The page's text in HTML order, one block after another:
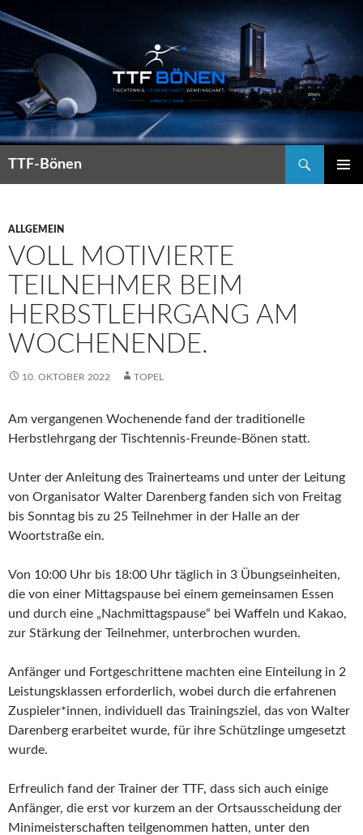
TTF-Bönen
ALLGEMEIN
VOLL MOTIVIERTE
TEILNEHMER BEIM
HERBSTLEHRGANG AM
WOCHENENDE.
10. OKTOBER 2022 TOPEL
Am vergangenen Wochenende fand der traditionelle
Herbstlehrgang der Tischtennis-Freunde-Bönen statt.
Unter der Anleitung des Trainerteams und unter der Leitung
von Organisator Walter Darenberg fanden sich von Freitag
bis Sonntag bis zu 25 Teilnehmer in der Halle an der
Woortstraße ein.
Von 10:00 Uhr bis 18:00 Uhr täglich in 3 Übungseinheiten,
die von einer Mittagspause bei einem gemeinsamen Essen
und durch eine „Nachmittagspause“ bei Waffeln und Kakao,
zur Stärkung der Teilnehmer, unterbrochen wurden.
Anfänger und Fortgeschrittene machten eine Einteilung in 2
Leistungsklassen erforderlich, wobei durch die erfahrenen
Zuspieler*innen, individuell das Trainingsziel, das von Walter
Darenberg erarbeitet wurde, für ihre Schützlinge umgesetzt
wurde.
Erfreulich fand der Trainer der TTF, dass sich auch einige
Anfänger, die erst vor kurzem an der Ortsausscheidung der
Minimeisterschaften teilgenommen hatten, unter den